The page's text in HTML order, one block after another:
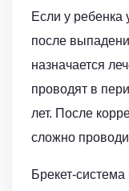
Если у ребенка
после
назначается
проводят в
лет. После
сложно
Брекет-